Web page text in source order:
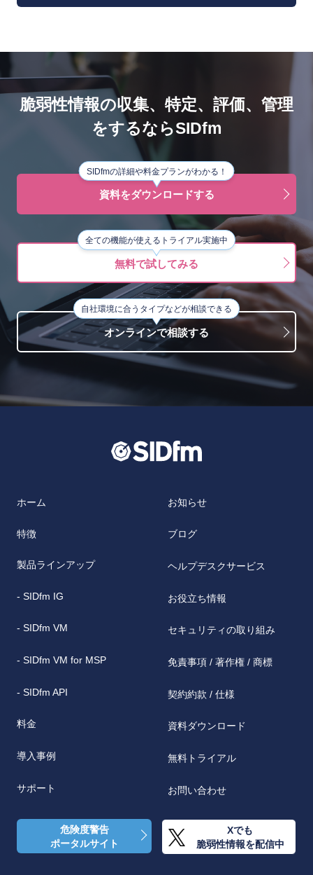
脆弱性情報の収集、特定、評価、管理
をするならSIDfm
SIDfmの詳細や料金プランがわかる！
資料をダウンロードする
全ての機能が使えるトライアル実施中
無料で試してみる
自社環境に合うタイプなどが相談できる
オンラインで相談する
ホーム
特徴
製品ラインアップ
- SIDfm IG
- SIDfm VM
- SIDfm VM for MSP
- SIDfm API
料金
導入事例
サポート
お知らせ
ブログ
ヘルプデスクサービス
お役立ち情報
セキュリティの取り組み
免責事項 / 著作権 / 商標
契約約款 / 仕様
資料ダウンロード
無料トライアル
お問い合わせ
危険度警告
ポータルサイト
Xでも
脆弱性情報を配信中